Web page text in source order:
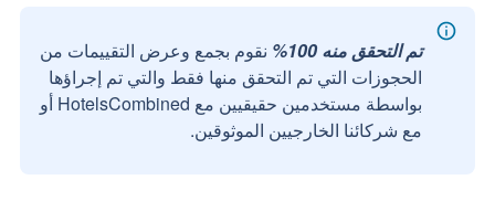
تم التحقق منه 100%
نقوم بجمع وعرض التقييمات من
الحجوزات التي تم التحقق منها فقط والتي تم إجراؤها
بواسطة مستخدمين حقيقيين مع HotelsCombined أو
مع شركائنا الخارجيين الموثوقين.